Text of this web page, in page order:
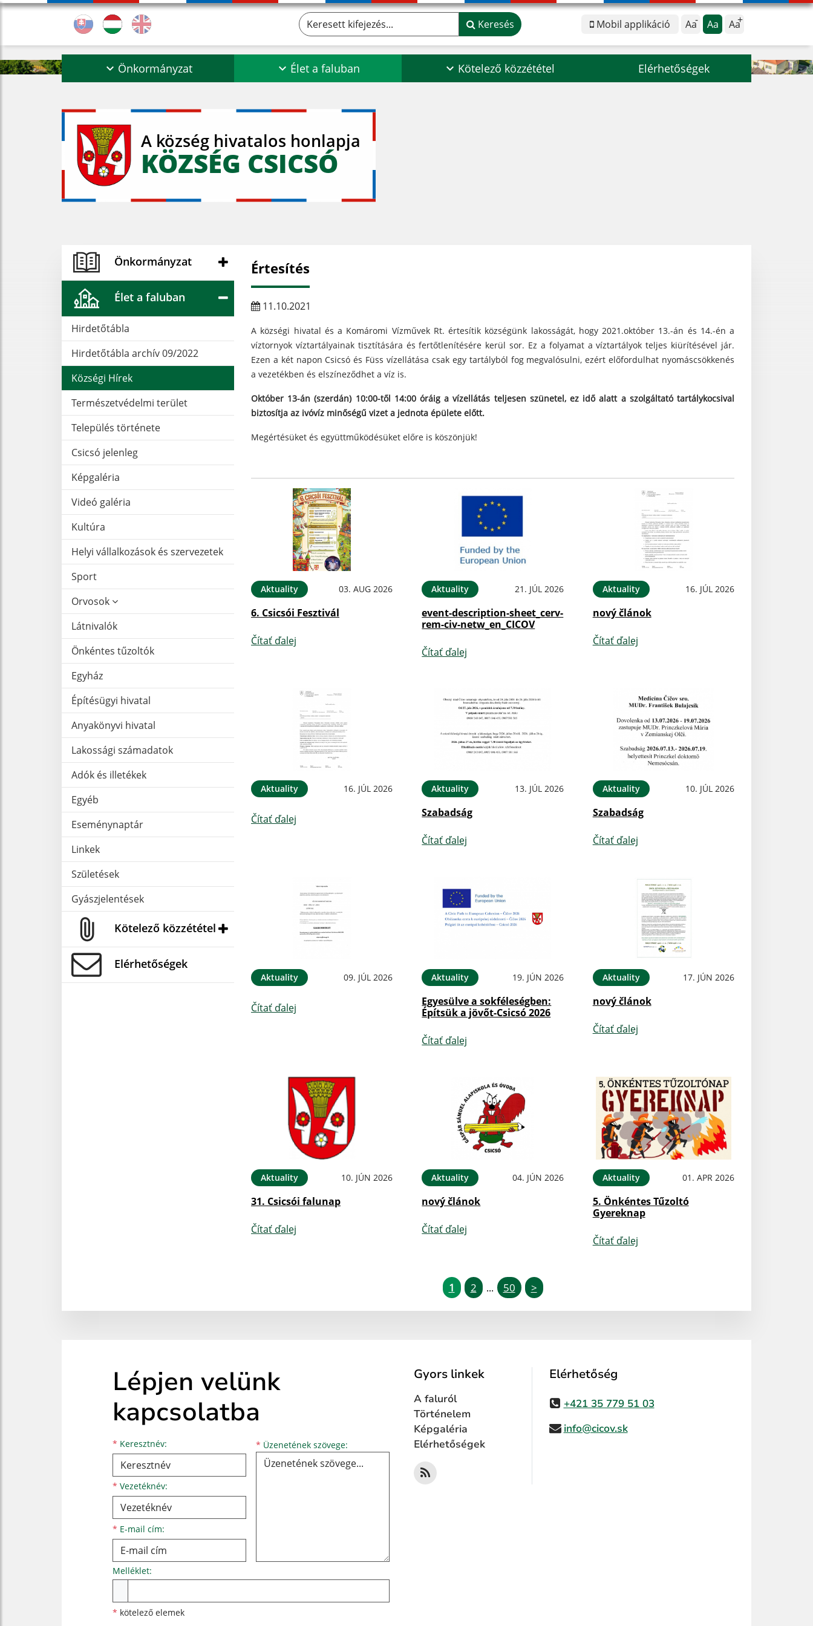
Mobil applikáció Aa Aa Aa
Keresett kifejezés... Keresés
Önkormányzat Élet a faluban Kötelező közzététel Elérhetőségek
A község hivatalos honlapja
KÖZSÉG CSICSÓ
Önkormányzat
Élet a faluban
Hirdetőtábla
Hirdetőtábla archív 09/2022
Községi Hírek
Természetvédelmi terület
Település története
Csicsó jelenleg
Képgaléria
Videó galéria
Kultúra
Helyi vállalkozások és szervezetek
Sport
Orvosok
Látnivalók
Önkéntes tűzoltók
Egyház
Építésügyi hivatal
Anyakönyvi hivatal
Lakossági számadatok
Adók és illetékek
Egyéb
Eseménynaptár
Linkek
Születések
Gyászjelentések
Kötelező közzététel
Elérhetőségek
Értesítés
11.10.2021
A községi hivatal és a Komáromi Vízművek Rt. értesítik községünk lakosságát, hogy 2021.október 13.-án és 14.-én a
víztornyok víztartályainak tisztítására és fertőtlenítésére kerül sor. Ez a folyamat a víztartályok teljes kiürítésével jár.
Ezen a két napon Csicsó és Füss vízellátása csak egy tartályból fog megvalósulni, ezért előfordulhat nyomáscsökkenés
a vezetékben és elszíneződhet a víz is.
Október 13-án (szerdán) 10:00-től 14:00 óráig a vízellátás teljesen szünetel, ez idő alatt a szolgáltató tartálykocsival
biztosítja az ivóvíz minőségű vizet a jednota épülete előtt.
Megértésüket és együttműködésüket előre is köszönjük!
Aktuality 03. AUG 2026
6. Csicsói Fesztivál
Čítať ďalej
Aktuality 21. JÚL 2026
event-description-sheet_cerv-
rem-civ-netw_en_CICOV
Čítať ďalej
Aktuality 16. JÚL 2026
nový článok
Čítať ďalej
Aktuality 16. JÚL 2026
Čítať ďalej
Aktuality 13. JÚL 2026
Szabadság
Čítať ďalej
Aktuality 10. JÚL 2026
Szabadság
Čítať ďalej
Aktuality 09. JÚL 2026
Čítať ďalej
Aktuality 19. JÚN 2026
Egyesülve a sokféleségben:
Építsük a jövőt-Csicsó 2026
Čítať ďalej
Aktuality 17. JÚN 2026
nový článok
Čítať ďalej
Aktuality 10. JÚN 2026
31. Csicsói falunap
Čítať ďalej
Aktuality 04. JÚN 2026
nový článok
Čítať ďalej
Aktuality 01. APR 2026
5. Önkéntes Tűzoltó
Gyereknap
Čítať ďalej
1 2 ... 50 >
Lépjen velünk
kapcsolatba
* Keresztnév:
Keresztnév
* Vezetéknév:
Vezetéknév
* E-mail cím:
E-mail cím * Üzenetének szövege: Üzenetének szövege...
Melléklet:
* kötelező elemek
Gyors linkek
A faluról
Történelem
Képgaléria
Elérhetőségek
Elérhetőség
+421 35 779 51 03
info@cicov.sk